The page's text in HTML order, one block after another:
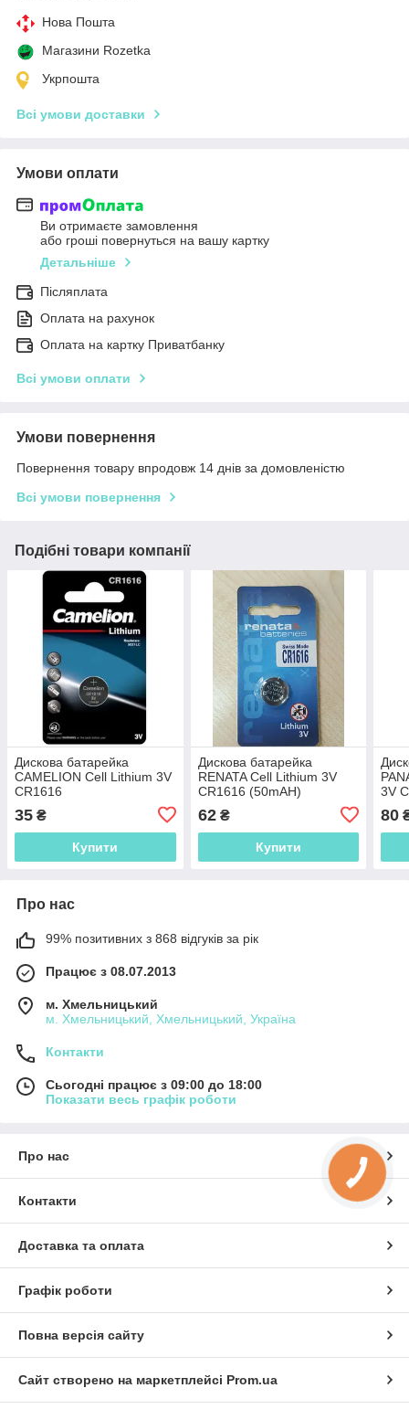
Нова Пошта
Магазини Rozetka
Укрпошта
Всі умови доставки
Умови оплати
Ви отримаєте замовлення
або гроші повернуться на вашу картку
Детальніше
Післяплата
Оплата на рахунок
Оплата на картку Приватбанку
Всі умови оплати
Умови повернення
Повернення товару впродовж 14 днів за домовленістю
Всі умови повернення
Подібні товари компанії
Дискова батарейка
CAMELION Cell Lithium 3V
CR1616
35 ₴
Купити
Дискова батарейка
RENATA Cell Lithium 3V
CR1616 (50mAH)
62₴
Купити
3V
80
Про нас
99% позитивних з 868 відгуків за рік
Працює з 08.07.2013
м. Хмельницький
м. Хмельницький, Хмельницький, Україна
Контакти
Сьогодні працює з 09:00 до 18:00
Показати весь графік роботи
Про нас
Контакти
Доставка та оплата
Графік роботи
Повна версія сайту
Сайт створено на маркетплейсі Prom.ua